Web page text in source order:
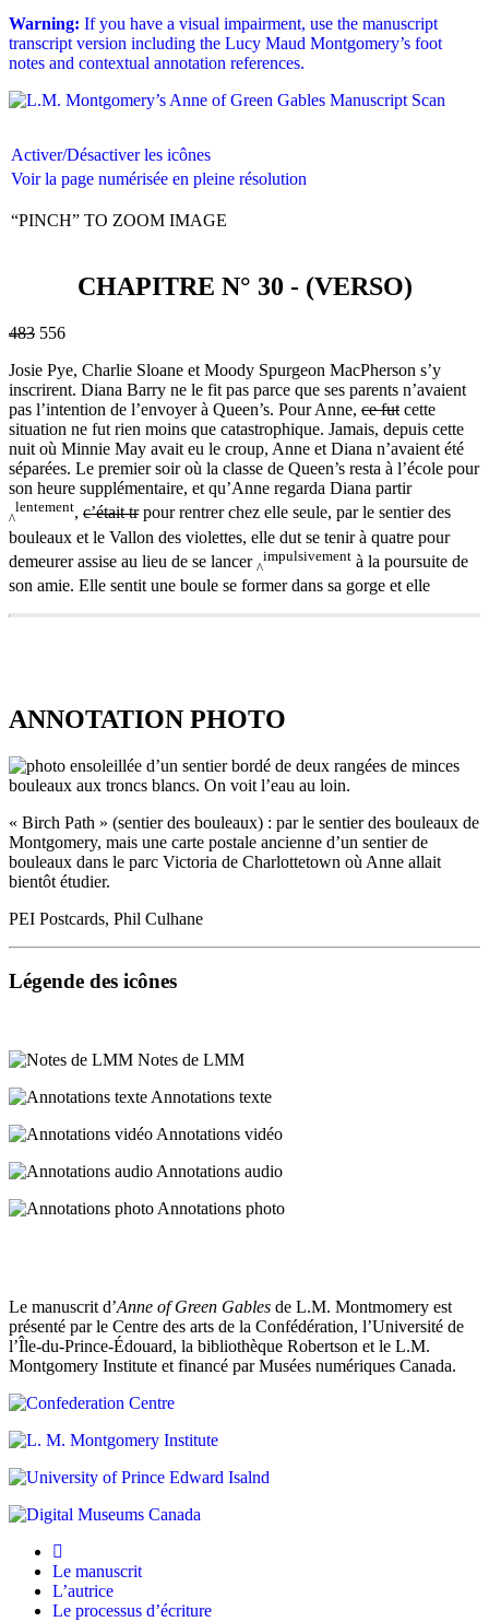
Warning: If you have a visual impairment, use the manuscript
transcript version including the Lucy Maud Montgomery’s foot
notes and contextual annotation references.
Activer/Désactiver les icônes
Voir la page numérisée en pleine résolution
“PINCH” TO ZOOM IMAGE
CHAPITRE N° 30 - (VERSO)
483 556
Josie Pye, Charlie Sloane et Moody Spurgeon MacPherson s’y
inscrirent. Diana Barry ne le fit pas parce que ses parents n’avaient
pas l’intention de l’envoyer à Queen’s. Pour Anne, ce fut cette
situation ne fut rien moins que catastrophique. Jamais, depuis cette
nuit où Minnie May avait eu le croup, Anne et Diana n’avaient été
séparées. Le premier soir où la classe de Queen’s resta à l’école pour
son heure supplémentaire, et qu’Anne regarda Diana partir
^
lentement, c’était trpour rentrer chez elle seule, par le sentier des
bouleaux et le Vallon des violettes, elle dut se tenir à quatre pour
demeurer assise au lieu de se lancer ^
impulsivement à la poursuite de
son amie. Elle sentit une boule se former dans sa gorge et elle
Pye,
Sloane
et
Moody
Spurgeon
MacPherson
s’y
inscrirent.
Diana
Barry
le
fit
pas
ses
parents
n’avaient
pas
l’intention
de
l’envoyer
Queen’s.
cette
situation
ne
fut
moins
catastrophique.
depuis
cette
nuit
Minnie
May
avait
ANNOTATION PHOTO
« Birch Path » (sentier des bouleaux) : par le sentier des bouleaux de
Montgomery, mais une carte postale ancienne d’un sentier de
bouleaux dans le parc Victoria de Charlottetown où Anne allait
bientôt étudier.
PEI Postcards, Phil Culhane
ANNOTATION
PHOTO
«
Birch
Path
(sentier
bouleaux)
par
sentier
bouleaux
Montgomery,
mais
Légende des icônes
Notes de LMM
Annotations texte
Annotations vidéo
Annotations audio
Annotations photo
Le manuscrit d’Anne of Green Gables de L.M. Montmomery est
présenté par le Centre des arts de la Confédération, l’Université de
l’Île-du-Prince-Édouard, la bibliothèque Robertson et le L.M.
Montgomery Institute et financé par Musées numériques Canada.
Le manuscrit
L’autrice
Le processus d’écriture